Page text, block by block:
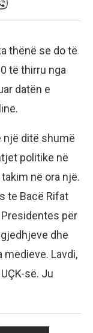
thënë se do të
të thirru nga
datën e
një ditë shumë
politike në
në ora një.
te Bacë Rifat
për
dhe
medieve. Lavdi,
së. Ju